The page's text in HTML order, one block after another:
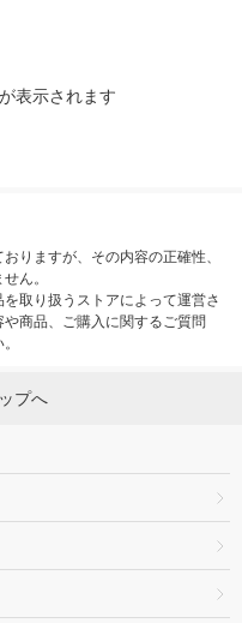
表示されます
りますが、その内容の正確性、
ん。
取り扱うストアによって運営さ
商品、ご購入に関するご質問
プへ